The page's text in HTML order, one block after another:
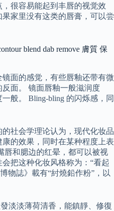
很容易能起到丰唇的视觉效
家里没有这类的唇膏，可以尝
blend dab remove 膚質 保
面的感觉，有些唇釉还带有微
面。 镜面唇釉一般滋润度
般。 Bling-bling 的闪烁感，同
社会学理论认为，现代化妆品
的效果，同时在某种程度上表
唇和腮边的红晕，都可以被视
把这种化妆风格称为：“看起
物誌》載有“紂燒鉛作粉”，以
淡淡薄荷清香，能鎮靜、修復